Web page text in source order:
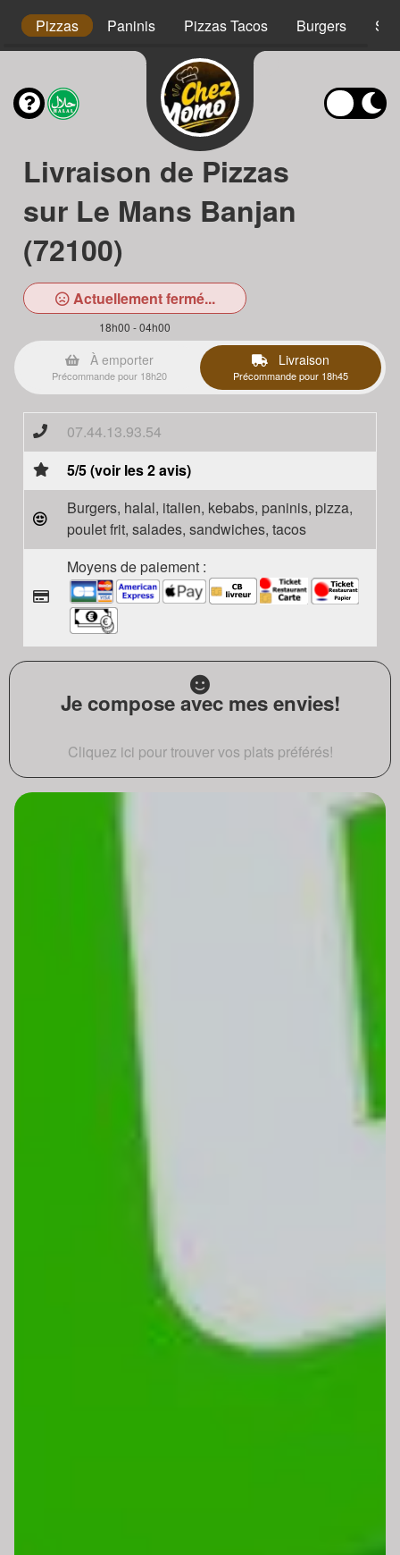
Pizzas Paninis Pizzas Tacos Burgers
Livraison de Pizzas
sur Le Mans Banjan
(72100)
Actuellement fermé...
18h00 - 04h00
À emporter
Précommande pour 18h20
Livraison
Précommande pour 18h45
07.44.13.93.54
5/5 (voir les 2 avis)
Burgers, halal, italien, kebabs, paninis, pizza,
poulet frit, salades, sandwiches, tacos
Moyens de paiement :
Je compose avec mes envies!
Cliquez ici pour trouver vos plats préférés!